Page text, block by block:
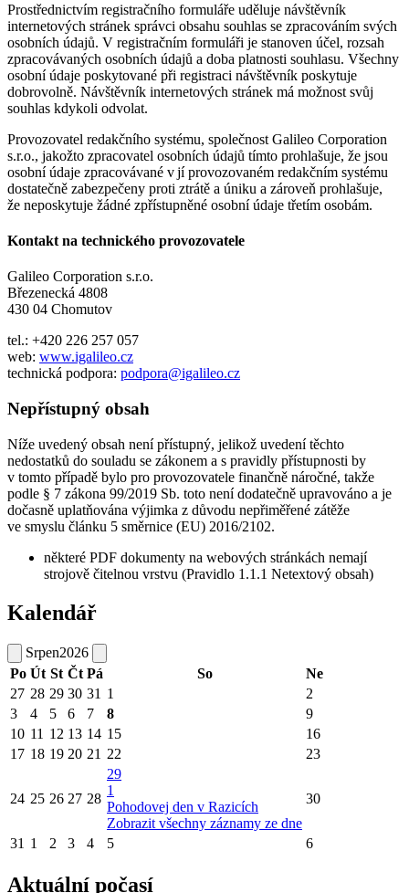
Prostřednictvím registračního formuláře uděluje návštěvník
internetových stránek správci obsahu souhlas se zpracováním svých
osobních údajů. V registračním formuláři je stanoven účel, rozsah
zpracovávaných osobních údajů a doba platnosti souhlasu. Všechny
osobní údaje poskytované při registraci návštěvník poskytuje
dobrovolně. Návštěvník internetových stránek má možnost svůj
souhlas kdykoli odvolat.
Provozovatel redakčního systému, společnost Galileo Corporation
s.r.o., jakožto zpracovatel osobních údajů tímto prohlašuje, že jsou
osobní údaje zpracovávané v jí provozovaném redakčním systému
dostatečně zabezpečeny proti ztrátě a úniku a zároveň prohlašuje,
že neposkytuje žádné zpřístupněné osobní údaje třetím osobám.
Kontakt na technického provozovatele
Galileo Corporation s.r.o.
Březenecká 4808
430 04 Chomutov
tel.: +420 226 257 057
web: www.igalileo.cz
technická podpora: podpora@igalileo.cz
Nepřístupný obsah
Níže uvedený obsah není přístupný, jelikož uvedení těchto
nedostatků do souladu se zákonem a s pravidly přístupnosti by
v tomto případě bylo pro provozovatele finančně náročné, takže
podle § 7 zákona 99/2019 Sb. toto není dodatečně upravováno a je
dočasně uplatňována výjimka z důvodu nepřiměřené zátěže
ve smyslu článku 5 směrnice (EU) 2016/2102.
některé PDF dokumenty na webových stránkách nemají
strojově čitelnou vrstvu (Pravidlo 1.1.1 Netextový obsah)
Kalendář
Srpen2026
Po Út St Čt Pá So
Ne
27 28 29 30 31 1
2
3
4 5 6 7 8
9
10 11 12 13 14 15
16
17 18 19 20 21 22 23
24 25 26 27 28
29
1
Pohodovej den v Razicích
Zobrazit všechny záznamy ze dne
30
31 1 2 3 4 5 6
Aktuální počasí